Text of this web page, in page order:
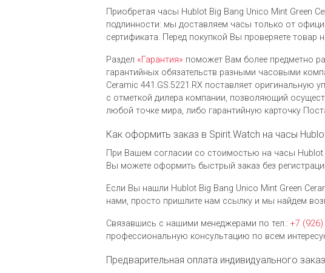
Приобретая часы Hublot Big Bang Unico Mint Green
подлинности: мы доставляем часы только от
сертификата. Перед покупкой Вы проверяете товар
Раздел «Гарантия» поможет Вам более предметно
гарантийных обязательств разными часовыми
Ceramic 441.GS.5221.RX поставляет
c отметкой дилера компании, позволяющий
любой точке мира, либо гарантийную карточку
Как оформить заказ в Spirit.Watch на часы
При Вашем согласии со стоимостью на часы Hublot
Вы можете оформить быстрый заказ без
Если Вы нашли Hublot Big Bang Unico Mint Green
нами, просто пришлите нам ссылку и мы найдем
Связавшись с нашими менеджерами по тел.: +7
профессиональную консультацию по всем
Предварительная оплата индивидуального